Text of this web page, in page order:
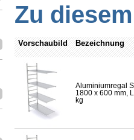
Zu
Vorschaubild Bezeichnung
Aluminiumregal
1800 x 600 mm,
kg